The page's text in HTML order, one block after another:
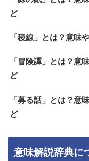
ど
「稜線」とは？意味
「冒険譚」とは？意
ど
「募る話」とは？意
ど
意味解説辞典に